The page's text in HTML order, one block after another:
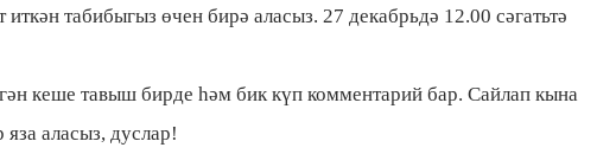
табибыгыз өчен бирә аласыз. 27 декабрьдә 12.00 сәгатьтә
кеше тавыш бирде һәм бик күп комментарий бар. Сайлап кына
аласыз, дуслар!